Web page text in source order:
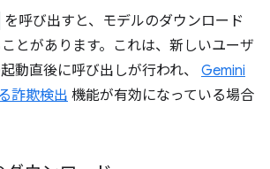
を呼び出すと、モデルのダウンロード
とがあります。これは、新しいユーザ
動直後に呼び出しが行われ、 Gemini
詐欺検出 機能が有効になっている場合